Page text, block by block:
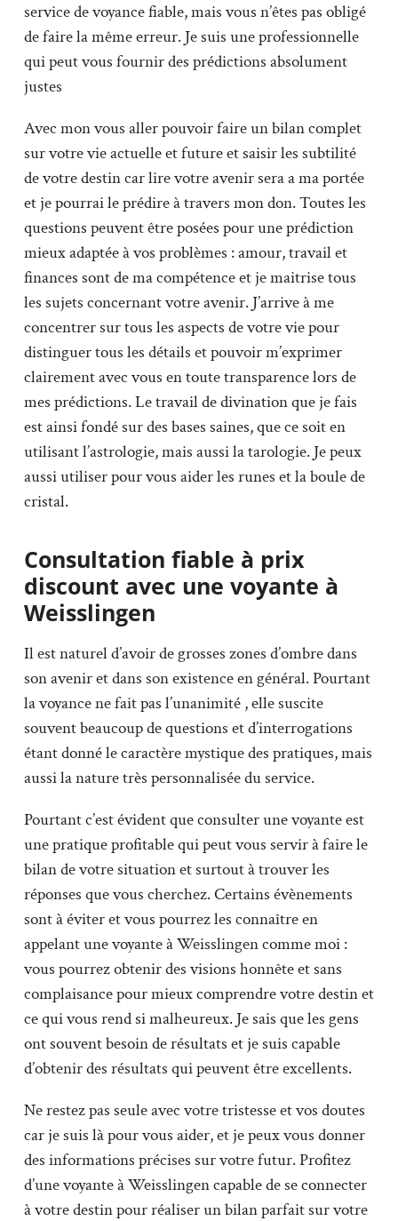
service de voyance fiable, mais vous n’êtes pas obligé
de faire la même erreur. Je suis une professionnelle
qui peut vous fournir des prédictions absolument
justes
Avec mon vous aller pouvoir faire un bilan complet
sur votre vie actuelle et future et saisir les subtilité
de votre destin car lire votre avenir sera a ma portée
et je pourrai le prédire à travers mon don. Toutes les
questions peuvent être posées pour une prédiction
mieux adaptée à vos problèmes : amour, travail et
finances sont de ma compétence et je maitrise tous
les sujets concernant votre avenir. J’arrive à me
concentrer sur tous les aspects de votre vie pour
distinguer tous les détails et pouvoir m’exprimer
clairement avec vous en toute transparence lors de
mes prédictions. Le travail de divination que je fais
est ainsi fondé sur des bases saines, que ce soit en
utilisant l’astrologie, mais aussi la tarologie. Je peux
aussi utiliser pour vous aider les runes et la boule de
cristal.
Consultation fiable à prix
discount avec une voyante à
Weisslingen
Il est naturel d’avoir de grosses zones d’ombre dans
son avenir et dans son existence en général. Pourtant
la voyance ne fait pas l’unanimité , elle suscite
souvent beaucoup de questions et d’interrogations
étant donné le caractère mystique des pratiques, mais
aussi la nature très personnalisée du service.
Pourtant c’est évident que consulter une voyante est
une pratique profitable qui peut vous servir à faire le
bilan de votre situation et surtout à trouver les
réponses que vous cherchez. Certains évènements
sont à éviter et vous pourrez les connaître en
appelant une voyante à Weisslingen comme moi :
vous pourrez obtenir des visions honnête et sans
complaisance pour mieux comprendre votre destin et
ce qui vous rend si malheureux. Je sais que les gens
ont souvent besoin de résultats et je suis capable
d’obtenir des résultats qui peuvent être excellents.
Ne restez pas seule avec votre tristesse et vos doutes
car je suis là pour vous aider, et je peux vous donner
des informations précises sur votre futur. Profitez
d’une voyante à Weisslingen capable de se connecter
à votre destin pour réaliser un bilan parfait sur votre